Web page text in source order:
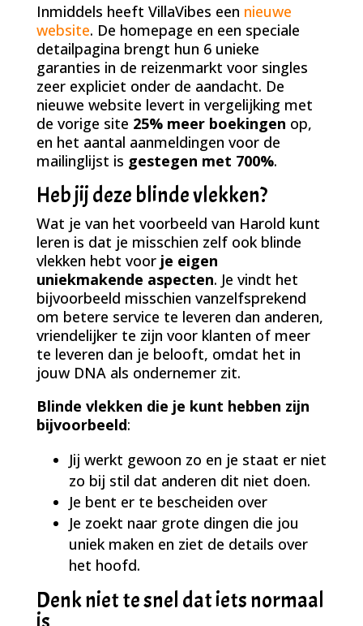
Inmiddels heeft VillaVibes een nieuwe
website. De homepage en een speciale
detailpagina brengt hun 6 unieke
garanties in de reizenmarkt voor singles
zeer expliciet onder de aandacht. De
nieuwe website levert in vergelijking met
de vorige site 25% meer boekingen op,
en het aantal aanmeldingen voor de
mailinglijst is gestegen met 700%.
Heb jij deze blinde vlekken?
Wat je van het voorbeeld van Harold kunt
leren is dat je misschien zelf ook blinde
vlekken hebt voorje eigen
uniekmakende aspecten. Je vindt het
bijvoorbeeld misschien vanzelfsprekend
om betere service te leveren dan anderen,
vriendelijker te zijn voor klanten of meer
te leveren dan je belooft, omdat het in
jouw DNA als ondernemer zit.
Blinde vlekken die je kunt hebben zijn
bijvoorbeeld:
Jij werkt gewoon zo en je staat er niet
zo bij stil dat anderen dit niet doen.
Je bent er te bescheiden over
Je zoekt naar grote dingen die jou
uniek maken en ziet de details over
het hoofd.
Denk niet te snel dat iets normaal